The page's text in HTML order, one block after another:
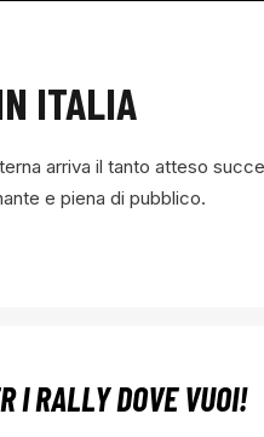
ITALIA
arriva il tanto atteso
e piena di pubblico.